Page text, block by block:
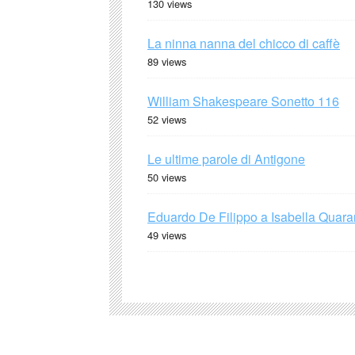
130 views
La ninna nanna del chicco di caffè
89 views
William Shakespeare Sonetto 116
52 views
Le ultime parole di Antigone
50 views
Eduardo De Filippo a Isabella
49 views